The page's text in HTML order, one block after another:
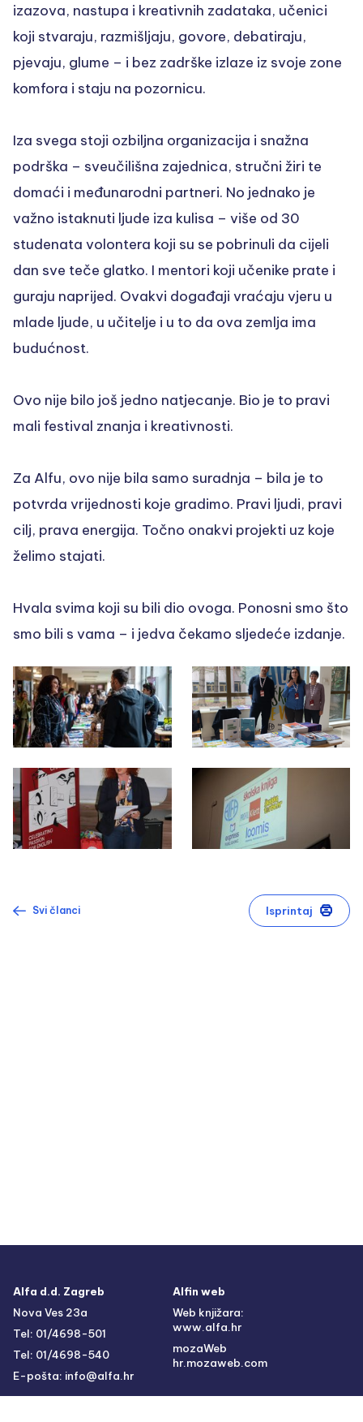
izazova, nastupa i kreativnih zadataka, učenici
koji stvaraju, razmišljaju, govore, debatiraju,
pjevaju, glume – i bez zadrške izlaze iz svoje zone
komfora i staju na pozornicu.
Iza svega stoji ozbiljna organizacija i snažna
podrška – sveučilišna zajednica, stručni žiri te
domaći i međunarodni partneri. No jednako je
važno istaknuti ljude iza kulisa – više od 30
studenata volontera koji su se pobrinuli da cijeli
dan sve teče glatko. I mentori koji učenike prate i
guraju naprijed. Ovakvi događaji vraćaju vjeru u
mlade ljude, u učitelje i u to da ova zemlja ima
budućnost.
Ovo nije bilo još jedno natjecanje. Bio je to pravi
mali festival znanja i kreativnosti.
Za Alfu, ovo nije bila samo suradnja – bila je to
potvrda vrijednosti koje gradimo. Pravi ljudi, pravi
cilj, prava energija. Točno onakvi projekti uz koje
želimo stajati.
Hvala svima koji su bili dio ovoga. Ponosni smo što
smo bili s vama – i jedva čekamo sljedeće izdanje.
Svi članci Isprintaj
Alfa d.d. Zagreb
Nova Ves 23a
Tel: 01/4698-501
Tel: 01/4698-540
E-pošta: info@alfa.hr
Alfin web
Web knjižara:
www.alfa.hr
mozaWeb
hr.mozaweb.com